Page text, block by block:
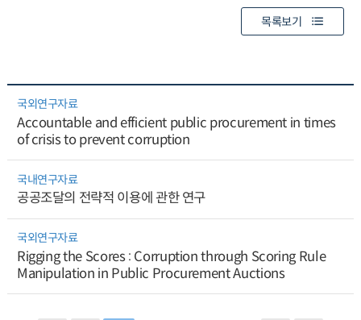
목록보기
국외연구자료
Accountable and efficient public procurement in times
of crisis to prevent corruption
국내연구자료
공공조달의 전략적 이용에 관한 연구
국외연구자료
Rigging the Scores : Corruption through Scoring Rule
Manipulation in Public Procurement Auctions